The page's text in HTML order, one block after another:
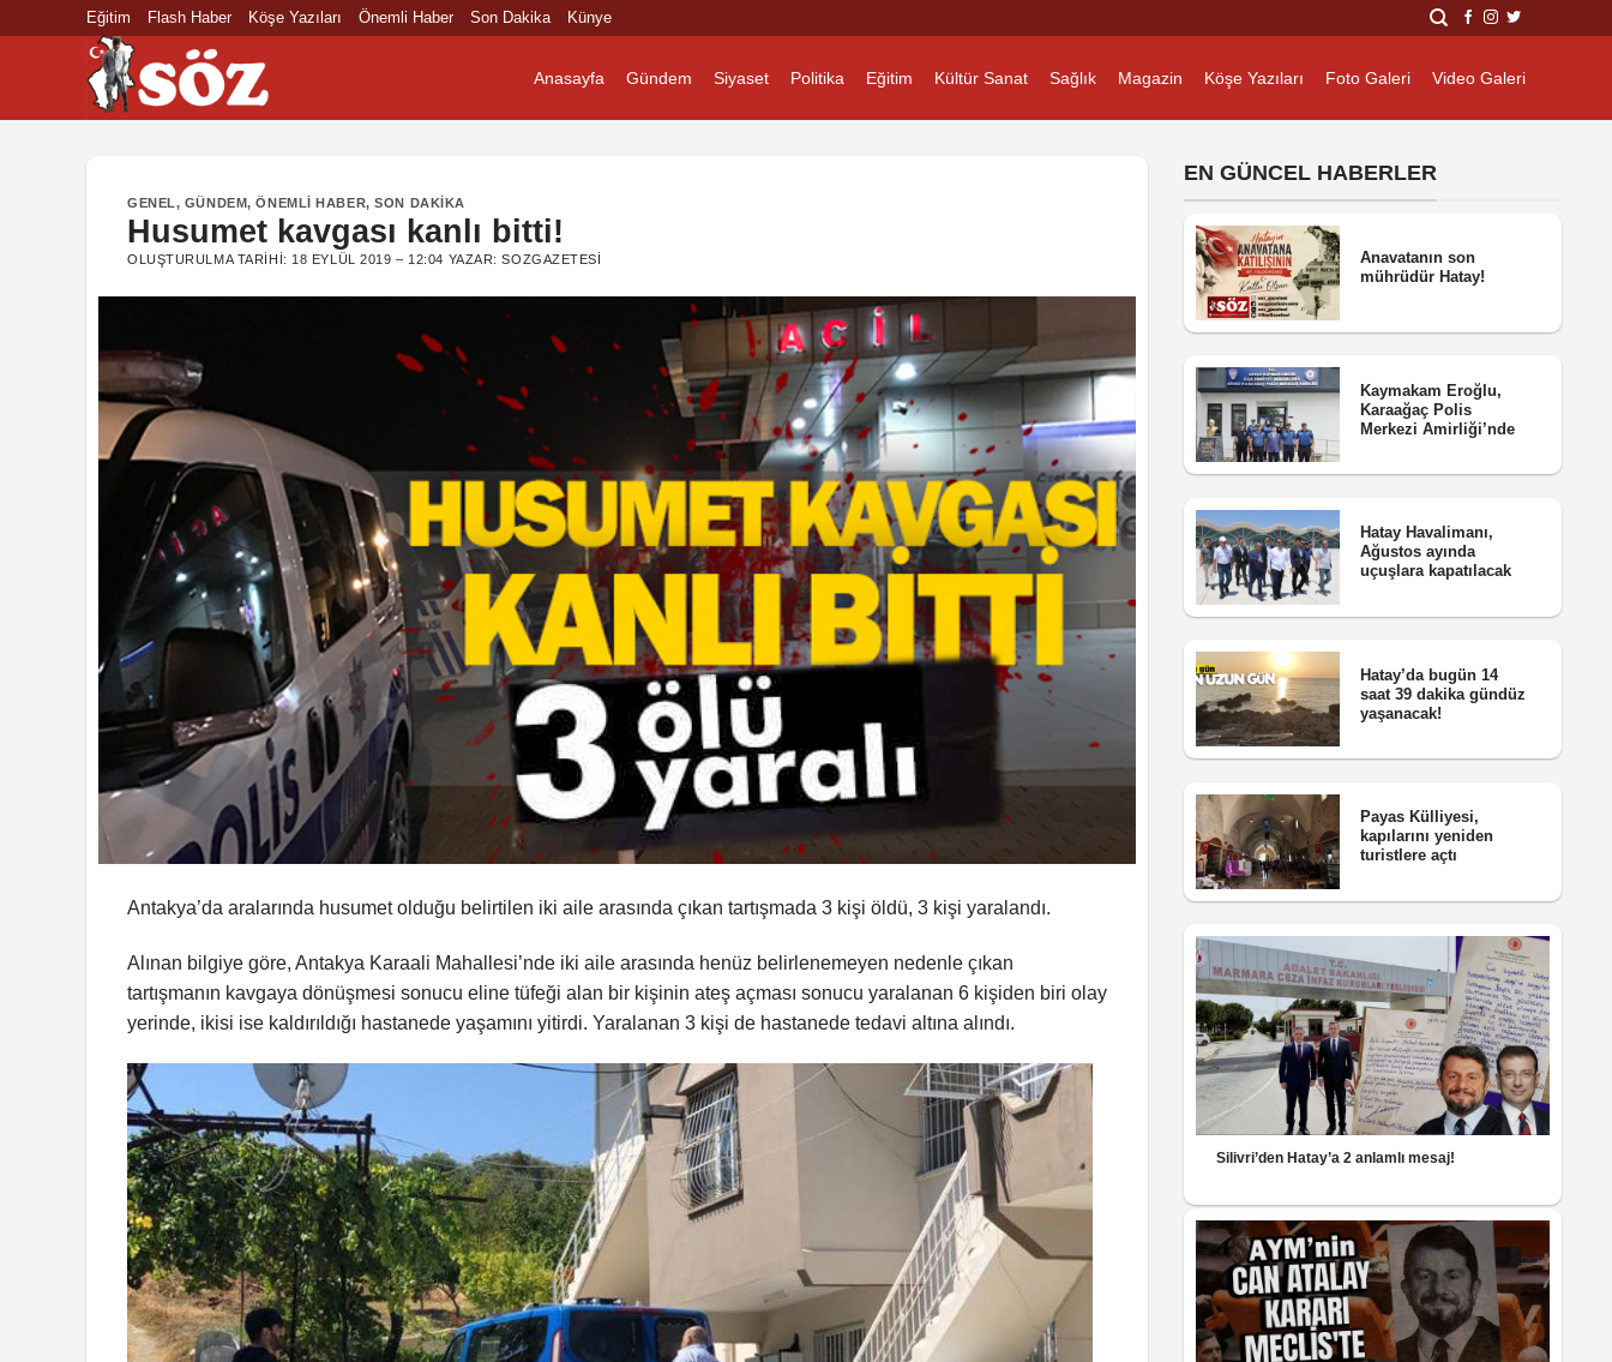
Eğitim Flash Haber Köşe Yazıları Önemli Haber Son Dakika Künye
Anasayfa Gündem Siyaset Politika Eğitim Kültür Sanat Sağlık Magazin Köşe Yazıları Foto Galeri Video Galeri
GENEL, GÜNDEM,ÖNEMLI HABER,SON DAKIKA
Husumet kavgası kanlı bitti!
OLUŞTURULMA TARIHI: 18 EYLÜL 2019 – 12:04 YAZAR:SOZGAZETESI
Antakya’da aralarında husumet olduğu belirtilen iki aile arasında çıkan tartışmada 3 kişi öldü, 3 kişi yaralandı.
Alınan bilgiye göre, Antakya Karaali Mahallesi’nde iki aile arasında henüz belirlenemeyen nedenle çıkan
tartışmanın kavgaya dönüşmesi sonucu eline tüfeği alan bir kişinin ateş açması sonucu yaralanan 6 kişiden biri olay
yerinde, ikisi ise kaldırıldığı hastanede yaşamını yitirdi. Yaralanan 3 kişi de hastanede tedavi altına alındı.
EN GÜNCEL HABERLER
Anavatanın son
mührüdür Hatay!
Kaymakam Eroğlu,
Karaağaç Polis
Merkezi Amirliği’nde
Hatay Havalimanı,
Ağustos ayında
uçuşlara kapatılacak
Hatay’da bugün 14
saat 39 dakika gündüz
yaşanacak!
Payas Külliyesi,
kapılarını yeniden
turistlere açtı
Silivri’den Hatay’a 2 anlamlı mesaj!